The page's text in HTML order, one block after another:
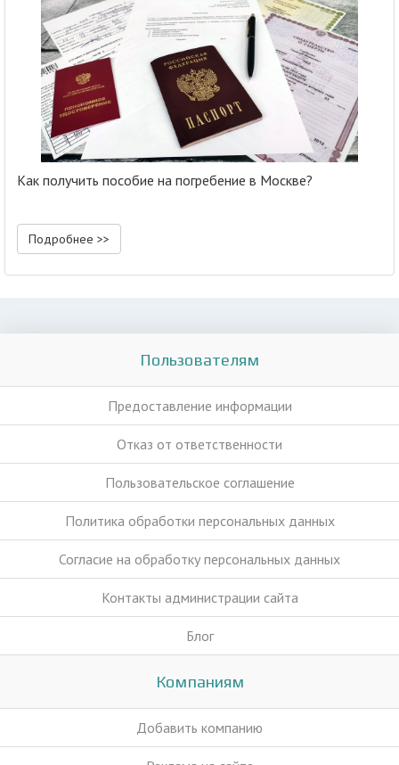
Как получить пособие на погребение в Москве?
Подробнее >>
Пользователям
Предоставление информации
Отказ от ответственности
Пользовательское соглашение
Политика обработки персональных данных
Согласие на обработку персональных данных
Контакты администрации сайта
Блог
Компаниям
Добавить компанию